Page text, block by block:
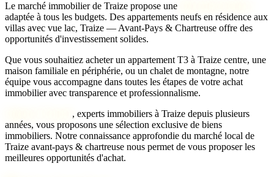
Le marché immobilier de Traize propose une
adaptée à tous les budgets. Des appartements neufs en résidence aux
villas avec vue lac, Traize — Avant-Pays & Chartreuse offre des
opportunités d'investissement solides.
Que vous souhaitiez acheter un appartement T3 à Traize centre, une
maison familiale en périphérie, ou un chalet de montagne, notre
équipe vous accompagne dans toutes les étapes de votre achat
immobilier avec transparence et professionnalisme.
, experts immobiliers à Traize depuis plusieurs
années, vous proposons une sélection exclusive de biens
immobiliers. Notre connaissance approfondie du marché local de
Traize avant-pays & chartreuse nous permet de vous proposer les
meilleures opportunités d'achat.